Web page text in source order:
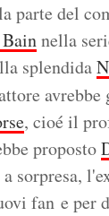
parte del
nella
splendida
avrebbe
, cioé il
proposto
sorpresa,
fan e per